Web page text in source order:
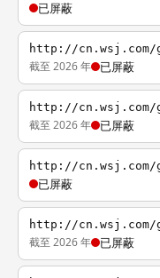
已屏蔽
http://cn.wsj.com/
截至 2026 年 已屏蔽
http://cn.wsj.com/
截至 2026 年 已屏蔽
http://cn.wsj.com/
已屏蔽
http://cn.wsj.com/
截至 2026 年 已屏蔽